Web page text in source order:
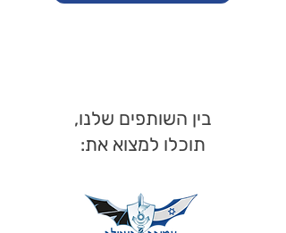
בין השותפים שלנו,
תוכלו למצוא את: